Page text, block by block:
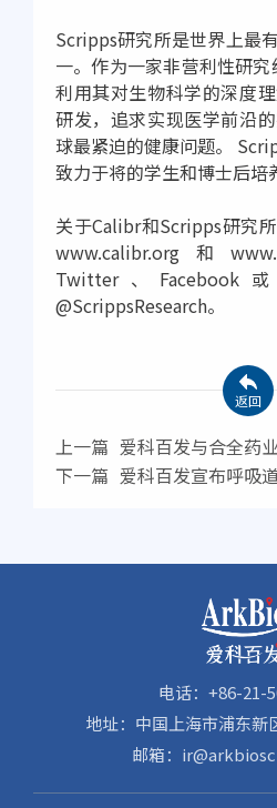
Scripps研究所是世界上最
一。作为一家非营利性研
利用其对生物科学的深度
研发，追求实现医学前沿
球最紧迫的健康问题。
致力于将的学生和博士后培
关于Calibr和Scripps研究
www.calibr.org和
Twitter、Facebook
@ScrippsResearch。
上一篇 爱科百发与合全药
应签订合作协议
下一篇 爱科百发宣布呼吸
返回
电话：+86-21-
地址：中国上海市浦东新
邮箱：